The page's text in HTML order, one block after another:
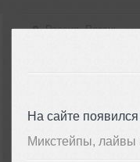
На сайте
Микстейпы, лайвы
Россия, Рязань